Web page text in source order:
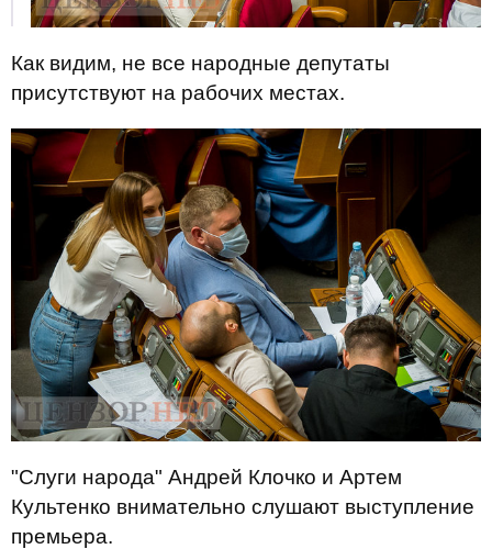
Как видим, не все народные депутаты
присутствуют на рабочих местах.
"Слуги народа" Андрей Клочко и Артем
Культенко внимательно слушают выступление
премьера.